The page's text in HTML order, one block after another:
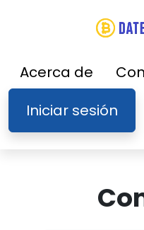
Acerca de
Iniciar sesión